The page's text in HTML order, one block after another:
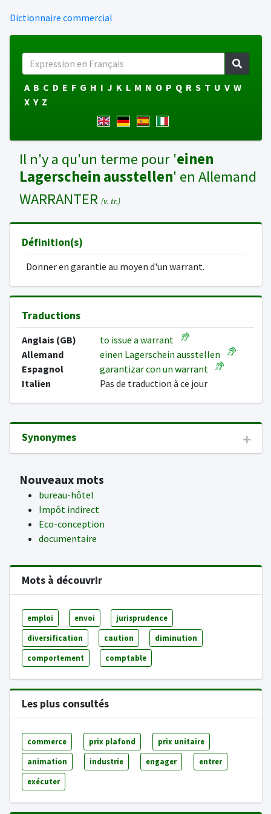
Dictionnaire commercial
A B C D E F G H I J K L M N O P Q R S T U V W
X Y Z
Il n'y a qu'un terme pour 'einen
Lagerschein ausstellen' en Allemand
WARRANTER (v. tr.)
Définition(s)
Donner en garantie au moyen d'un warrant.
Traductions
Anglais (GB)
to issue a warrant
Allemand
einen Lagerschein ausstellen
Espagnol
garantizar con un warrant
Italien
Pas de traduction à ce jour
Synonymes
Nouveaux mots
bureau-hôtel
Impôt indirect
Eco-conception
documentaire
Mots à découvrir
emploi envoi jurisprudence
diversification caution diminution
comportement comptable
Les plus consultés
commerce prix plafond prix unitaire
animation industrie engager entrer
exécuter